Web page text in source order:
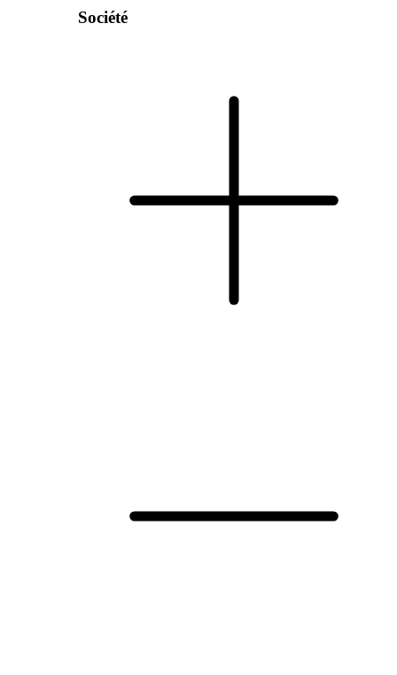
Société